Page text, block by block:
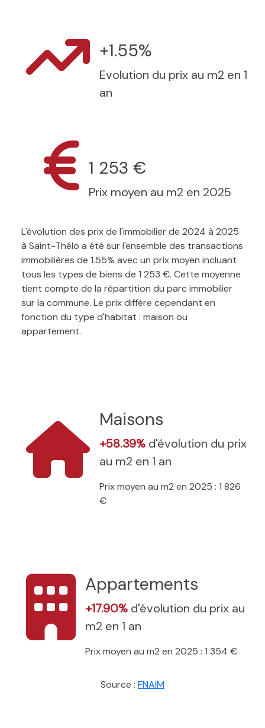
+1.55%
Evolution du prix au m2 en 1
an
1 253 €
Prix moyen au m2 en 2025
L'évolution des prix de l'immobilier de 2024 à 2025
à Saint-Thélo a été sur l'ensemble des transactions
immobilières de 1.55% avec un prix moyen incluant
tous les types de biens de 1 253 €. Cette moyenne
tient compte de la répartition du parc immobilier
sur la commune. Le prix diffère cependant en
fonction du type d'habitat : maison ou
appartement.
Maisons
+58.39% d'évolution du prix
au m2 en 1 an
Prix moyen au m2 en 2025 : 1 826
€
Appartements
+17.90% d'évolution du prix au
m2 en 1 an
Prix moyen au m2 en 2025 : 1 354 €
Source : FNAIM